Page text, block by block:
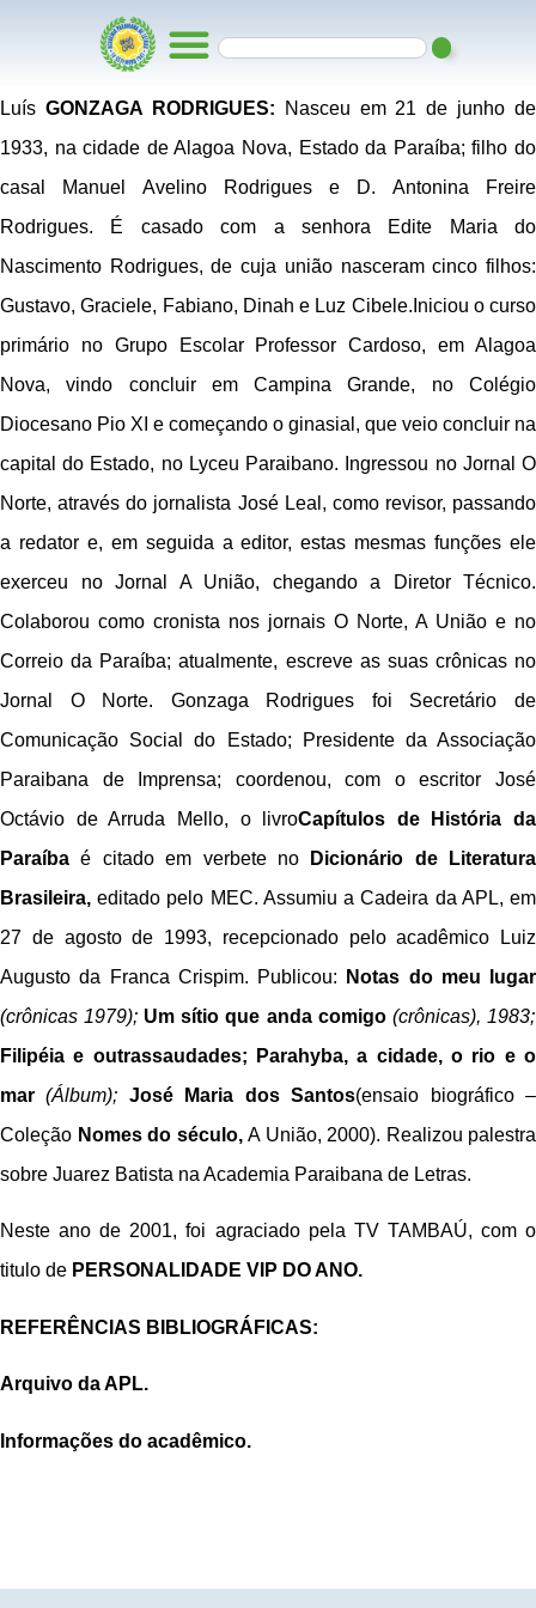
Luís GONZAGA RODRIGUES:
Nasceu em 21 de junho de
1933, na cidade de Alagoa Nova, Estado da Paraíba; filho do
casal Manuel Avelino Rodrigues e D. Antonina Freire
Rodrigues. É casado com a senhora Edite Maria do
Nascimento Rodrigues, de cuja união nasceram cinco filhos:
Gustavo, Graciele, Fabiano, Dinah e Luz Cibele.Iniciou o curso
primário no Grupo Escolar Professor Cardoso, em Alagoa
Nova, vindo concluir em Campina Grande, no Colégio
Diocesano Pio XI e começando o ginasial, que veio concluir na
capital do Estado, no Lyceu Paraibano. Ingressou no Jornal O
Norte, através do jornalista José Leal, como revisor, passando
a redator e, em seguida a editor, estas mesmas funções ele
exerceu no Jornal A União, chegando a Diretor Técnico.
Colaborou como cronista nos jornais O Norte, A União e no
Correio da Paraíba; atualmente, escreve as suas crônicas no
Jornal O Norte. Gonzaga Rodrigues foi Secretário de
Comunicação Social do Estado; Presidente da Associação
Paraibana de Imprensa; coordenou, com o escritor José
Octávio de Arruda Mello, o livroCapítulos de História da
Paraíba é citado em verbete no
Dicionário de Literatura
Brasileira, editado pelo MEC. Assumiu a Cadeira da APL, em
27 de agosto de 1993, recepcionado pelo acadêmico Luiz
Augusto da Franca Crispim. Publicou:
Notas do meu lugar
(crônicas 1979); Um sítio que anda comigo(crônicas), 1983;
Filipéia e outrassaudades; Parahyba, a cidade, o rio e o
mar (Álbum); José Maria dos Santos(ensaio biográfico –
Coleção Nomes do século, A União, 2000). Realizou palestra
sobre Juarez Batista na Academia Paraibana de Letras.
Neste ano de 2001, foi agraciado pela TV TAMBAÚ, com o
titulo de PERSONALIDADE VIP DO ANO.
REFERÊNCIAS BIBLIOGRÁFICAS:
Arquivo da APL.
Informações do acadêmico.